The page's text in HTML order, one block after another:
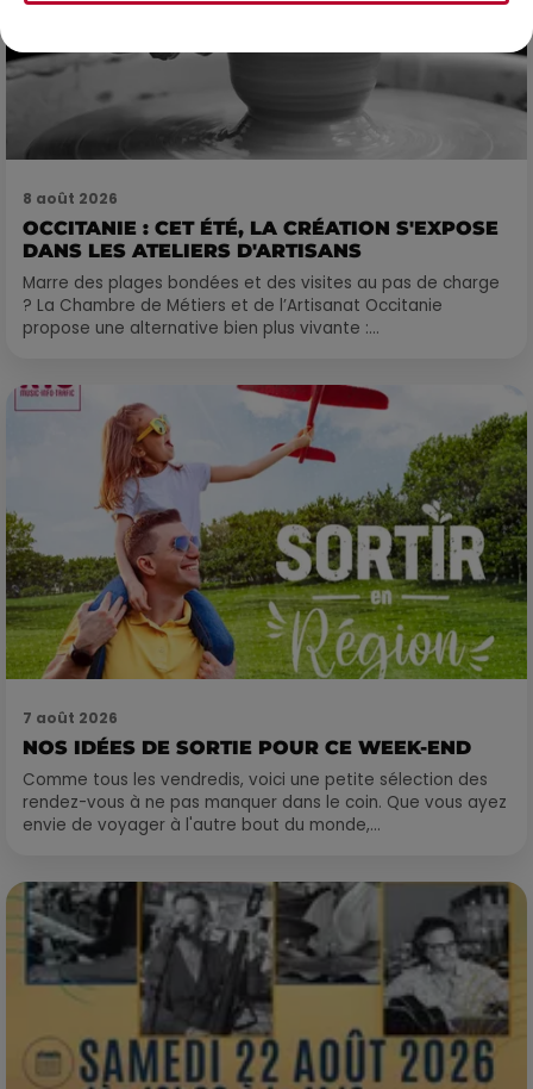
8 août 2026
OCCITANIE : CET ÉTÉ, LA CRÉATION S'EXPOSE
DANS LES ATELIERS D'ARTISANS
Marre des plages bondées et des visites au pas de charge
? La Chambre de Métiers et de l’Artisanat Occitanie
propose une alternative bien plus vivante :...
7 août 2026
NOS IDÉES DE SORTIE POUR CE WEEK-END
Comme tous les vendredis, voici une petite sélection des
rendez-vous à ne pas manquer dans le coin. Que vous ayez
envie de voyager à l'autre bout du monde,...